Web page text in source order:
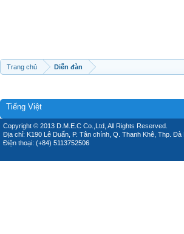
Trang chủ Diễn đàn
Tiếng Việt
Copyright © 2013 D.M.E.C Co.,Ltd, All Rights Reserved.
Địa chỉ: K190 Lê Duẩn, P. Tân chính, Q. Thanh Khê, Thp. Đà
Điện thoại: (+84) 5113752506